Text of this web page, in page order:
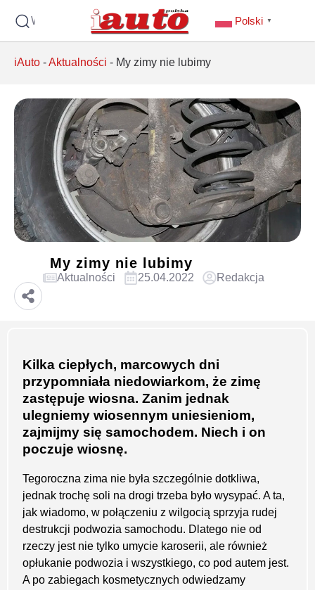
Wyszukaj Polski ▼
iAuto -Aktualności - My zimy nie lubimy
My zimy nie lubimy
Aktualności 25.04.2022 Redakcja
Kilka ciepłych, marcowych dni
przypomniała niedowiarkom, że zimę
zastępuje wiosna. Zanim jednak
ulegniemy wiosennym uniesieniom,
zajmijmy się samochodem. Niech i on
poczuje wiosnę.
Tegoroczna zima nie była szczególnie dotkliwa,
jednak trochę soli na drogi trzeba było wysypać. A ta,
jak wiadomo, w połączeniu z wilgocią sprzyja rudej
destrukcji podwozia samochodu. Dlatego nie od
rzeczy jest nie tylko umycie karoserii, ale również
opłukanie podwozia i wszystkiego, co pod autem jest.
A po zabiegach kosmetycznych odwiedzamy